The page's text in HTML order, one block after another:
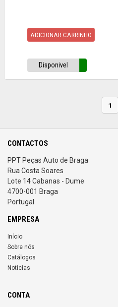
ADICIONAR CARRINHO
Disponivel
1
CONTACTOS
PPT Peças Auto de Braga
Rua Costa Soares
Lote 14 Cabanas - Dume
4700-001 Braga
Portugal
EMPRESA
Início
Sobre nós
Catálogos
Noticias
CONTA